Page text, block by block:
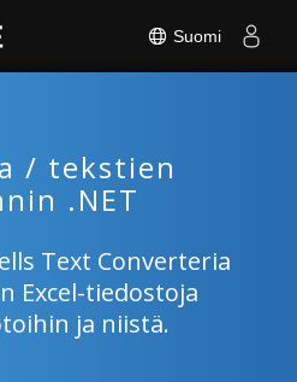
Suomi
/ tekstien
.NET
Text Converteria
Excel-tiedostoja
ja niistä.